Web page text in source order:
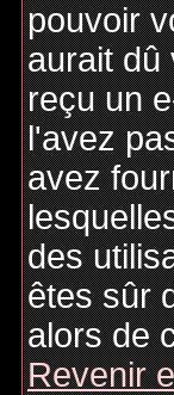
pouvoir
aurait dû
reçu un
l'avez
avez
des
êtes sûr
alors de
Revenir